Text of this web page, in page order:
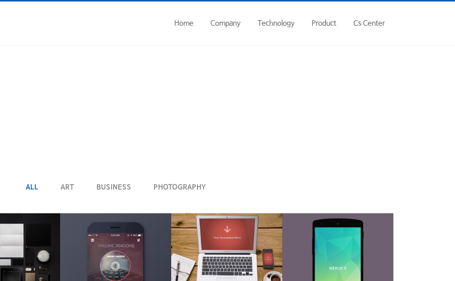
/home/ycseal/www/wp-admin/includes/class-wp-filesystem-ftpext.php on line146
Home Company Technology Product Cs Center
ALL ART BUSINESS PHOTOGRAPHY
ZOOM VIEW ZOOM